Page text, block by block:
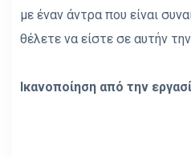
με έναν άντρα που είναι
θέλετε να είστε σε αυτήν
Ικανοποίηση από την